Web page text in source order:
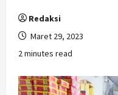
Redaksi
Maret 29, 2023
2 minutes read